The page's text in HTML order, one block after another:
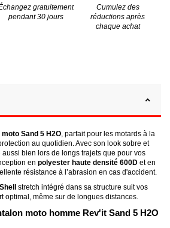
gratuitement
pendant 30 jours
Cumulez des
réductions après
chaque achat
Sand 5 H2O , parfait pour les motards à la
au quotidien. Avec son look sobre et
bien lors de longs trajets que pour vos
en polyester haute densité 600D et en
résistance à l’abrasion en cas d'accident.
stretch intégré dans sa structure suit vos
optimal, même sur de longues distances.
moto homme Rev'it Sand 5 H2O